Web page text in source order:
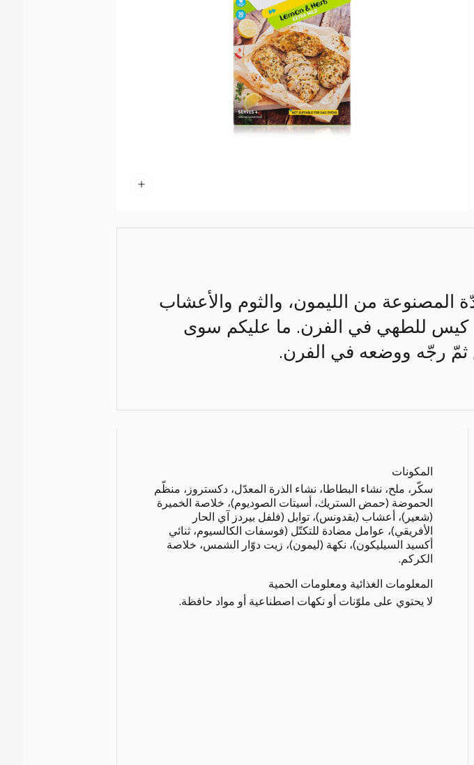
المصنوعة من الليمون، والثوم والأعشاب
كيس للطهي في الفرن. ما عليكم سوى
ثمّ رجّه ووضعه في الفرن.
المكونات
سكّر، ملح، نشاء البطاطا، نشاء الذرة المعدّل، دكستروز، منظّم
الحموضة (حمض الستريك، أسيتات الصوديوم)، خلاصة الخميرة
(شعير)، أعشاب (بقدونس)، توابل (فلفل بيردز آي الحار
الأفريقي)، عوامل مضادة للتكتّل (فوسفات الكالسيوم، ثنائي
أكسيد السيليكون)، نكهة (ليمون)، زيت دوّار الشمس، خلاصة
الكركم.
المعلومات الغذائية ومعلومات الحمية
لا يحتوي على ملوّنات أو نكهات اصطناعية أو مواد حافظة.